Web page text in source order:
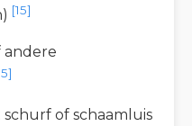
[15]
andere
of schaamluis